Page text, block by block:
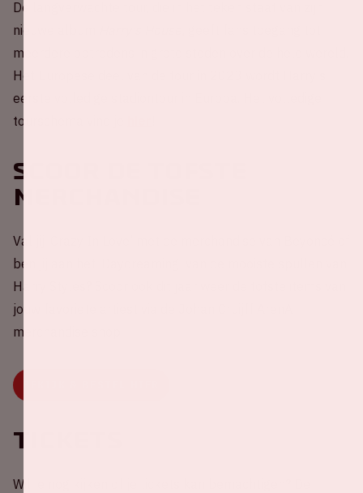
De langverwachte tour, die in het teken staat van zijn
nieuwe album
meerdere optredens in grote steden over de hele wereld.
Het Europese deel van de tour in 2023 wordt Harry's
eerste volledige stadiontour in Europa. Het volledige
tourschema vind je
Scoor de tofste
merchandise
Val jij ‘Crazy In Love’ met de merchandise van Beyoncé of
ben jij aan het ‘Daydreaming’ van de mooiste spullen van
Harry Styles? Scoor ook dit jaar weer de tofste items van
jouw favoriete artiest via de Johan Cruijff ArenA
merchandise shop.
Tickets
Wil je nog kijken of je tickets kan bemachtigen? De